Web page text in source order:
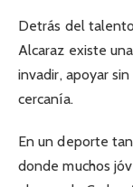
Detrás del
Alcaraz existe
invadir, apoyar
cercanía.
En un deporte
donde muchos